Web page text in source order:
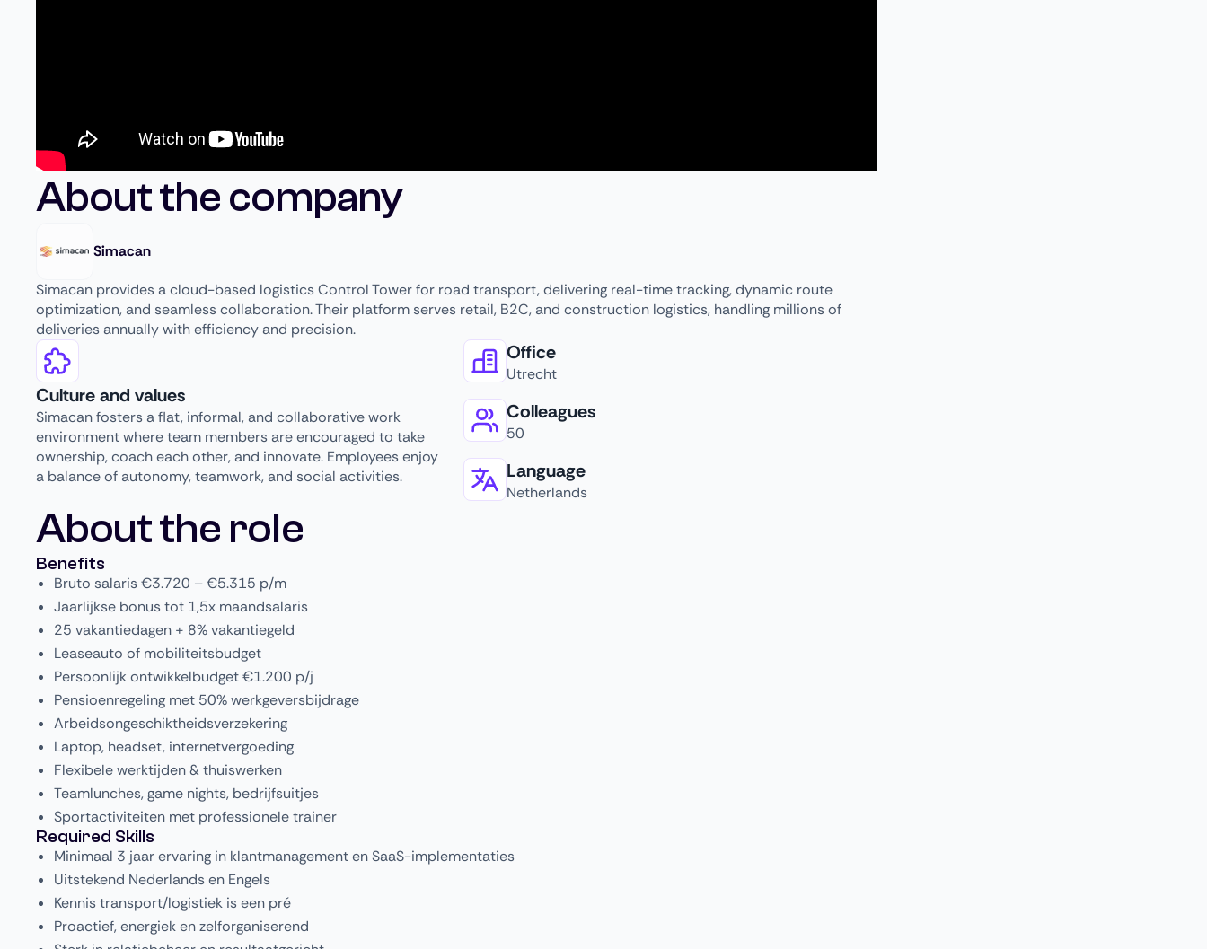
About the company
Simacan
Simacan provides a cloud-based logistics Control Tower for road transport, delivering real-time tracking, dynamic route
optimization, and seamless collaboration. Their platform serves retail, B2C, and construction logistics, handling millions of
deliveries annually with efficiency and precision.
Culture and values
Simacan fosters a flat, informal, and collaborative work
environment where team members are encouraged to take
ownership, coach each other, and innovate. Employees enjoy
a balance of autonomy, teamwork, and social activities.
Office
Utrecht
Colleagues
50
Language
Netherlands
About the role
Benefits
Bruto salaris €3.720 – €5.315 p/m
Jaarlijkse bonus tot 1,5x maandsalaris
25 vakantiedagen + 8% vakantiegeld
Leaseauto of mobiliteitsbudget
Persoonlijk ontwikkelbudget €1.200 p/j
Pensioenregeling met 50% werkgeversbijdrage
Arbeidsongeschiktheidsverzekering
Laptop, headset, internetvergoeding
Flexibele werktijden & thuiswerken
Teamlunches, game nights, bedrijfsuitjes
Sportactiviteiten met professionele trainer
Required Skills
Minimaal 3 jaar ervaring in klantmanagement en SaaS-implementaties
Uitstekend Nederlands en Engels
Kennis transport/logistiek is een pré
Proactief, energiek en zelforganiserend